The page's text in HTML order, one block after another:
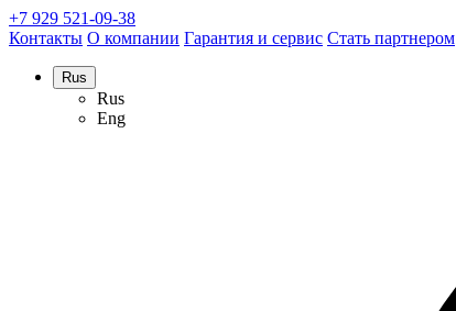
+7 929 521-09-38
Контакты О компании Гарантия и сервис Стать партнером
Rus
Rus
Eng